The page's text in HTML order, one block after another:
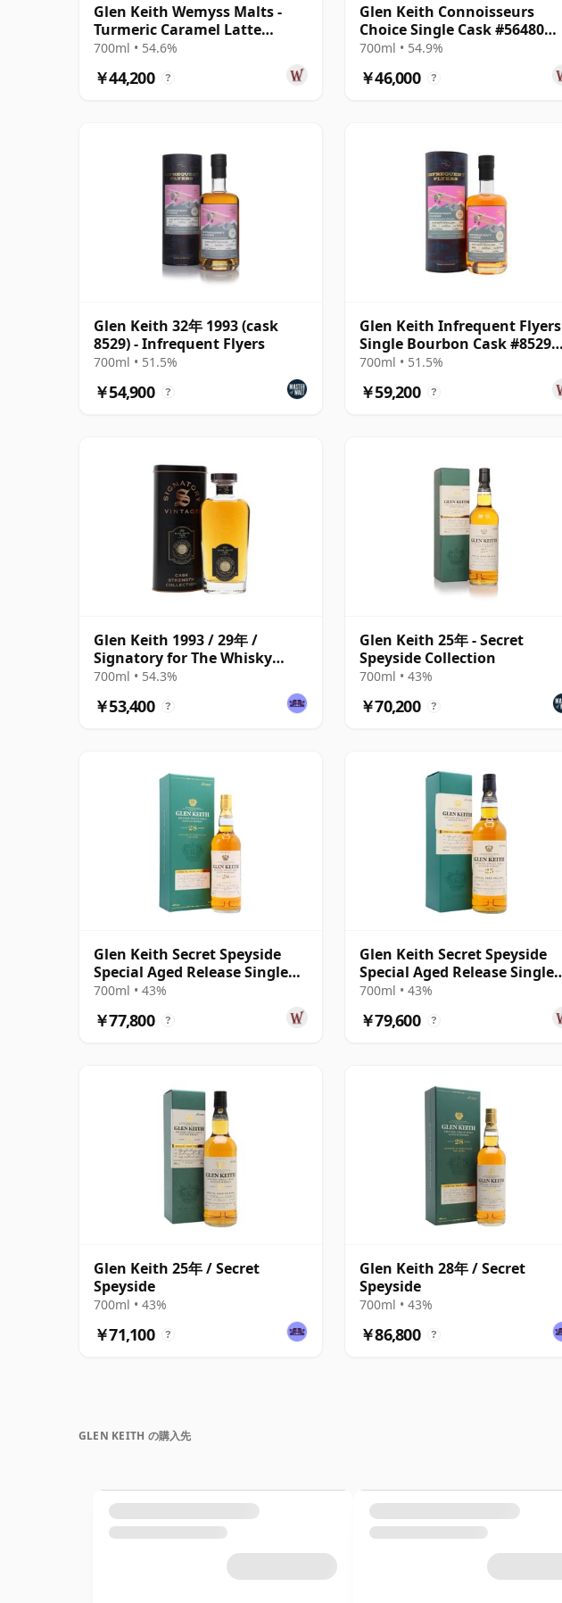
Glen Keith Wemyss Malts -
Turmeric Caramel Latte
Single Cask 1996 23年
700ml • 54.6%
￥44,200 ?
Glen Keith Connoisseurs
Choice Single Cask #56480
1998 26年
700ml • 54.9%
￥46,000 ?
Glen Keith 32年 1993 (cask
8529) - Infrequent Flyers
700ml • 51.5%
￥54,900 ?
Glen Keith Infrequent Flyers
Single Bourbon Cask #8529
1993 32年
700ml • 51.5%
￥59,200 ?
Glen Keith 1993 / 29年 /
Signatory for The Whisky
Exchange
700ml • 54.3%
￥53,400 ?
Glen Keith 25年 - Secret
Speyside Collection
700ml • 43%
￥70,200 ?
Glen Keith Secret Speyside
Special Aged Release Single
Malt S 1992 28年
700ml • 43%
￥77,800 ?
Glen Keith Secret Speyside
Special Aged Release Single
Malt S 1994 25年
700ml • 43%
￥79,600 ?
Glen Keith 25年 / Secret
Speyside
700ml • 43%
￥71,100 ?
Glen Keith 28年 / Secret
Speyside
700ml • 43%
￥86,800 ?
GLEN KEITH の購入先